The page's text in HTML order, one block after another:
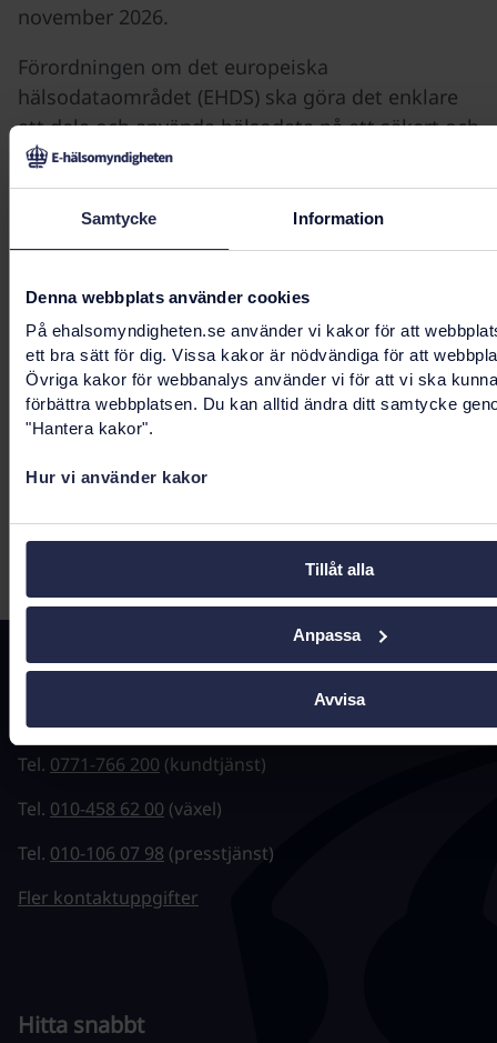
Samtycke Information
Denna webbplats använder cookies
På ehalsomyndigheten.se använder vi kakor för att
ett bra sätt för dig. Vissa kakor är nödvändiga för att
Övriga kakor för webbanalys använder vi för att vi ska
förbättra webbplatsen. Du kan alltid ändra ditt samtycke
"Hantera kakor".
Hur vi använder kakor
Tillåt alla
Anpassa
Avvisa
november 2026.
Förordningen om det europeiska
hälsodataområdet (EHDS) ska göra det enklare
att dela och använda hälsodata på ett säkert och
gemensamt sätt inom EU. Målet är bättre vård,
större delaktighet för patienter och bättre
möjligheter för forskning och innovation.
Det europeiska hälsodataområdet (EHDS)
Frukostseminarium 9 juni: Nationell samling kring
genomförandet av det europeiska
Senast uppdaterad:
Kontakta oss
registrator@ehalsomyndigheten.se
Tel. 0771-766 200 (kundtjänst)
Tel. 010-458 62 00 (växel)
Tel. 010-106 07 98 (presstjänst)
Fler kontaktuppgifter
Hitta snabbt